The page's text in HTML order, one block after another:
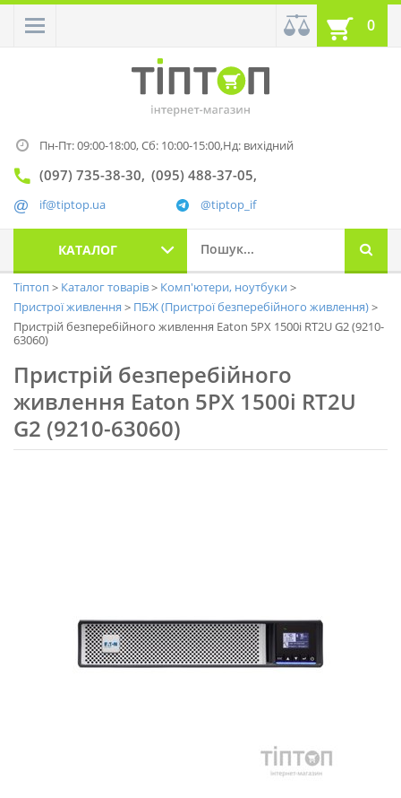
0
Пн-Пт: 09:00-18:00,Сб: 10:00-15:00,Нд: вихідний
(097) 735-38-30 (095) 488-37-05
@tiptop_if
if@tiptop.ua
КАТАЛОГ
Тіптоп Каталог товарів
Комп'ютери, ноутбуки
Пристрої живлення
ПБЖ (Пристрої безперебійного живлення)
Пристрій безперебійного живлення Eaton 5PX 1500i RT2U G2 (9210-
63060)
Пристрій безперебійного
живлення Eaton 5PX 1500i RT2U
G2 (9210-63060)